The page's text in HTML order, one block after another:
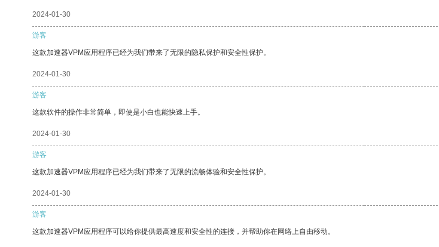
2024-01-30
游客
这款加速器VPM应用程序已经为我们带来了无限的隐私保护和安全性保护。
2024-01-30
游客
这款软件的操作非常简单，即使是小白也能快速上手。
2024-01-30
游客
这款加速器VPM应用程序已经为我们带来了无限的流畅体验和安全性保护。
2024-01-30
游客
这款加速器VPM应用程序可以给你提供最高速度和安全性的连接，并帮助你在网络上自由移动。